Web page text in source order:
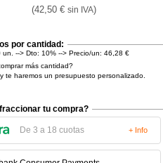
(42,50 €sin IVA)
por cantidad:
un. --> Dto: 10% --> Precio/un: 46,28 €
más cantidad?
te haremos un presupuesto personalizado.
tu compra?
De 3 a 18 cuotas + Info